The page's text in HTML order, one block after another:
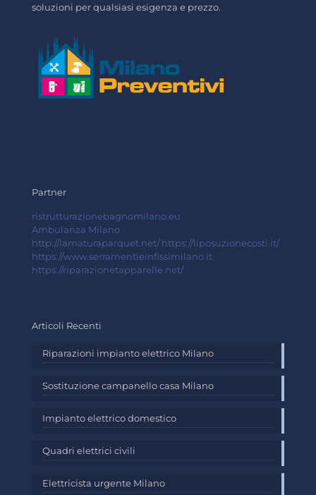
soluzioni per qualsiasi esigenza e prezzo.
Partner
ristrutturazionebagnomilano.eu
Ambulanza Milano
http://lamaturaparquet.net/ https://liposuzionecosti.it/
https://www.serramentieinfissimilano.it
https://riparazionetapparelle.net/
Articoli Recenti
Riparazioni impianto elettrico Milano
Sostituzione campanello casa Milano
Impianto elettrico domestico
Quadri elettrici civili
Elettricista urgente Milano